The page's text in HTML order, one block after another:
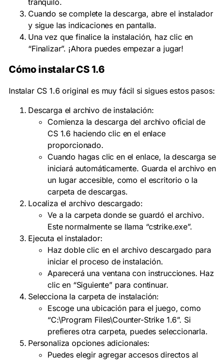
Cuando se complete la descarga, abre el instalador
y sigue las indicaciones en pantalla.
Una vez que finalice la instalación, haz clic en
“Finalizar”. ¡Ahora puedes empezar a jugar!
Cómo instalar CS 1.6
Instalar CS 1.6 original es muy fácil si sigues estos pasos:
Descarga el archivo de instalación:
Comienza la descarga del archivo oficial de
CS 1.6 haciendo clic en el enlace
proporcionado.
Cuando hagas clic en el enlace, la descarga se
iniciará automáticamente. Guarda el archivo en
un lugar accesible, como el escritorio o la
carpeta de descargas.
Localiza el archivo descargado:
Ve a la carpeta donde se guardó el archivo.
Este normalmente se llama “cstrike.exe”.
Ejecuta el instalador:
Haz doble clic en el archivo descargado para
iniciar el proceso de instalación.
Aparecerá una ventana con instrucciones. Haz
clic en “Siguiente” para continuar.
Selecciona la carpeta de instalación:
Escoge una ubicación para el juego, como
“C:\Program Files\Counter-Strike 1.6”. Si
prefieres otra carpeta, puedes seleccionarla.
Personaliza opciones adicionales:
Puedes elegir agregar accesos directos al